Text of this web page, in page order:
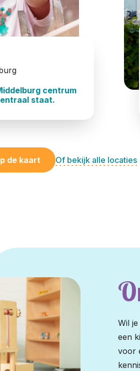
centrum
staat.
de kaart Of bekijk alle locaties
Wil
een
voor